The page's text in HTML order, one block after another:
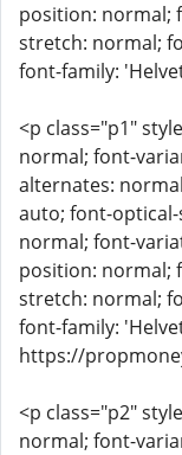
position: normal;
stretch: normal;
font-family:
<p class="p1"
normal; font-
alternates:
auto; font-
normal; font-
position: normal;
stretch: normal;
font-family:
https://
<p class="p2"
normal; font-